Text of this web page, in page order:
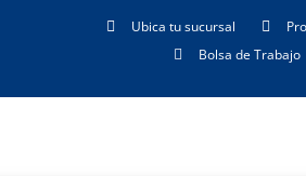
Ubica tu sucursal
Bolsa de Trabajo